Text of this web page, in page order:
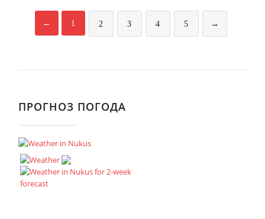
← 1 2 3 4 5 →
ПРОГНОЗ ПОГОДА